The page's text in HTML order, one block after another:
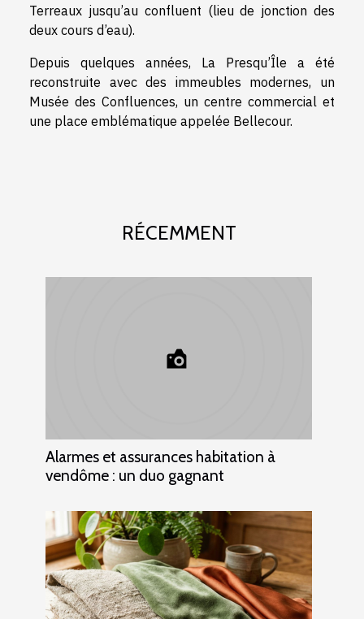
Terreaux jusqu’au confluent (lieu de jonction des
deux cours d’eau).
Depuis quelques années, La Presqu’Île a été
reconstruite avec des immeubles modernes, un
Musée des Confluences, un centre commercial et
une place emblématique appelée Bellecour.
RÉCEMMENT
Alarmes et assurances habitation à
vendôme : un duo gagnant